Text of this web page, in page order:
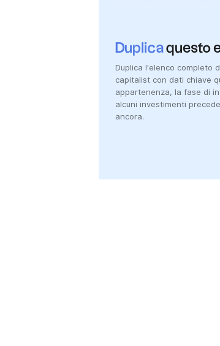
Duplicaquesto
Duplica l'elenco completo
capitalist con dati chiave
appartenenza, la fase di
alcuni investimenti
ancora.